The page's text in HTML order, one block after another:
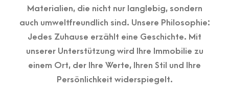
Materialien, die nicht nur langlebig, sondern
auch umweltfreundlich sind. Unsere Philosophie:
Jedes Zuhause erzählt eine Geschichte. Mit
unserer Unterstützung wird Ihre Immobilie zu
einem Ort, der Ihre Werte, Ihren Stil und Ihre
Persönlichkeit widerspiegelt.